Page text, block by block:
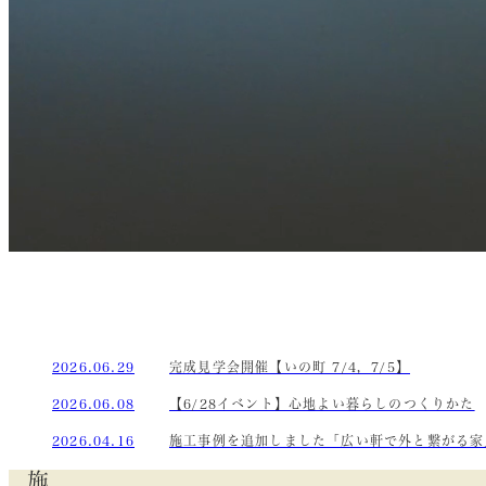
2026.06.29 完成見学会開催【いの町 7/4，7/5】
2026.06.08 【6/28イベント】心地よい暮らしのつくりかた
2026.04.16 施工事例を追加しました「広い軒で外と繋がる